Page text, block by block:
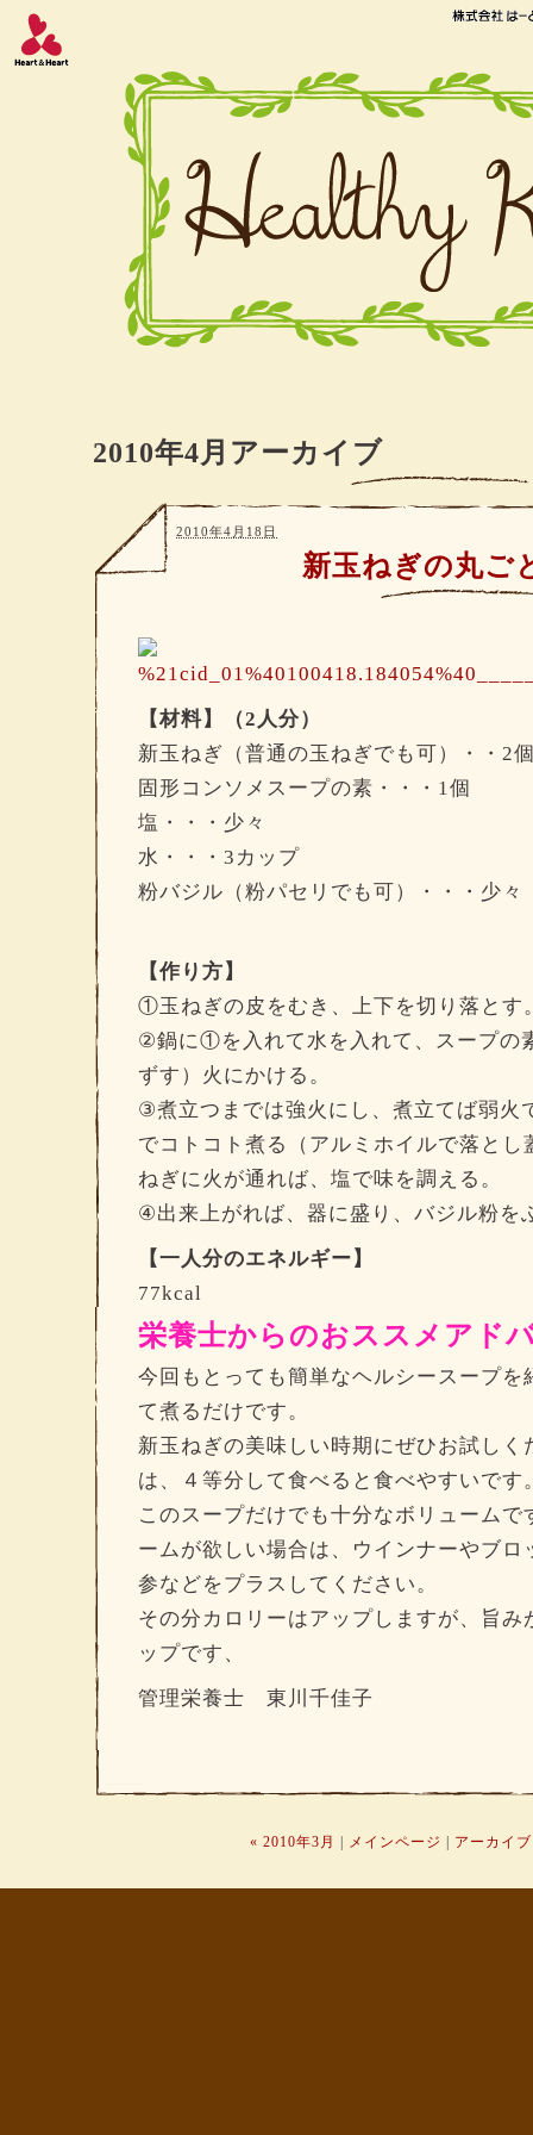
2010年4月アーカイブ
新玉ねぎの丸ご
2010年4月18日
【材料】（2人分）
新玉ねぎ（普通の玉ねぎでも可）・・2
固形コンソメスープの素・・・1個
塩・・・少々
水・・・3カップ
粉バジル（粉パセリでも可）・・・少々
【作り方】
①玉ねぎの皮をむき、上下を切り落とす
②鍋に①を入れて水を入れて、スープの
ずす）火にかける。
③煮立つまでは強火にし、煮立てば弱火
でコトコト煮る（アルミホイルで落とし
ねぎに火が通れば、塩で味を調える。
④出来上がれば、器に盛り、バジル粉を
【一人分のエネルギー】
77kcal
栄養士からのおススメアド
今回もとっても簡単なヘルシースープを
て煮るだけです。
新玉ねぎの美味しい時期にぜひお試しく
は、４等分して食べると食べやすいです
このスープだけでも十分なボリューム
ームが欲しい場合は、ウインナーやブロ
参などをプラスしてください。
その分カロリーはアップしますが、旨み
ップです、
管理栄養士 東川千佳子
« 2010年3月 メインページ アーカイブ